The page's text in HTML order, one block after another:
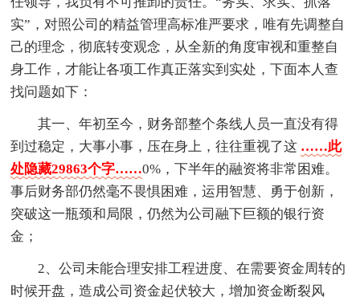
实”，对照公司的精益管理高标准严要求，唯有先调整自
己的理念，彻底转变观念，从全新的角度审视和重整自
身工作，才能让各项工作真正落实到实处，下面本人查
找问题如下：
其一、年初至今，财务部整个条线人员一直没有得
到过稳定，大事小事，压在身上，往往重视了这 ……此
处隐藏29863个字……0%，下半年的融资将非常困难。
事后财务部仍然毫不畏惧困难，运用智慧、勇于创新，
突破这一瓶颈和局限，仍然为公司融下巨额的银行资
金；
2、公司未能合理安排工程进度、在需要资金周转的
时候开盘，造成公司资金起伏较大，增加资金断裂风